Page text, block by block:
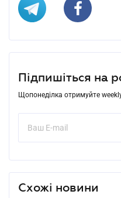
Підпишіться на
Щопонеділка отримуйте
Схожі новини